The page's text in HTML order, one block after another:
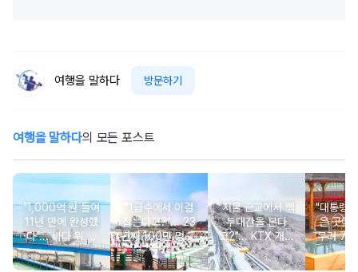
여행을 말하다 방문하기
여행을 말하다의 모든 포스트
"1,000억 원 들여
11년 만에 완성했
다"... 바다 위 달
리는 6.1km 모노
레일
"1급수에서 이걸
잡는다고?"... 23
년째 100만 명 이
상 몰리는 겨울 축
제
"서울 근교에서 백
두대간을 본다
고?"... KTX 개통
1시간대로 가는 설
경 명소
"대통령
은 곳이
무려 7
의 동양
온